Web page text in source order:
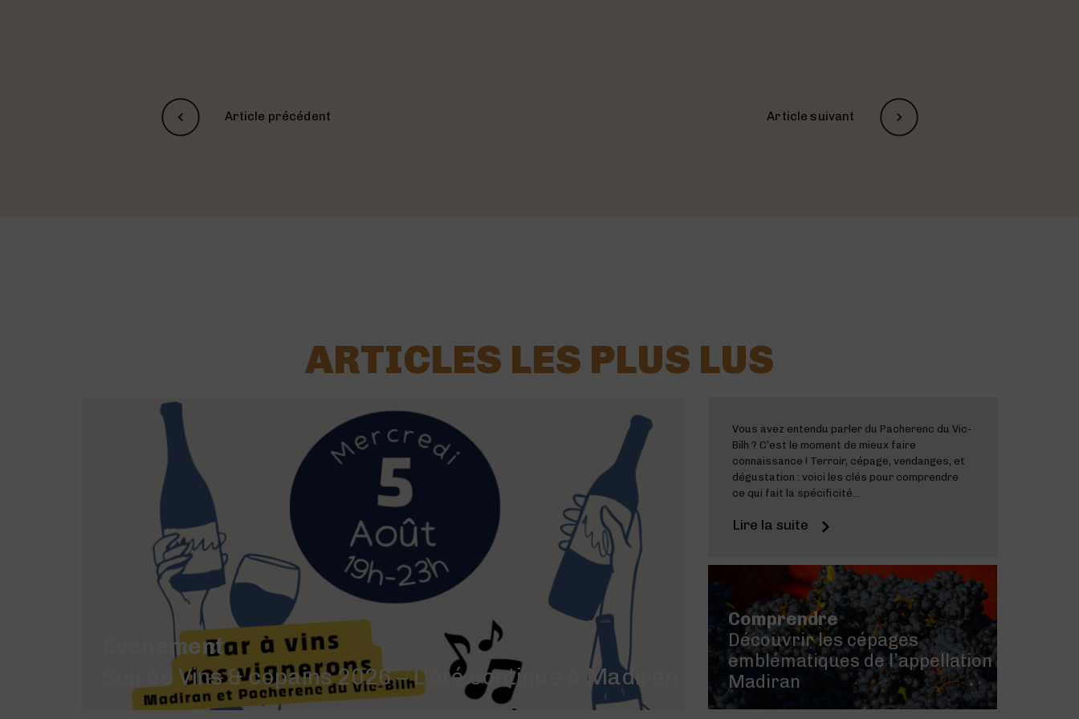
Article précédent Article suivant
ARTICLES LES PLUS LUS
Événement
Soirée Vins & copains 2026 – L’été continue à Madiran !
Vous avez entendu parler du Pacherenc du Vic-
Bilh ? C’est le moment de mieux faire
connaissance ! Terroir, cépage, vendanges, et
dégustation : voici les clés pour comprendre
ce qui fait la spécificité...
Lire la suite
Comprendre
Découvrir les cépages
emblématiques de l’appellation
Madiran